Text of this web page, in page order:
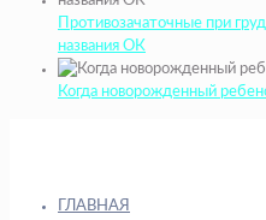
Противозачаточные при
названия ОК
Когда новорожденный
ГЛАВНАЯ